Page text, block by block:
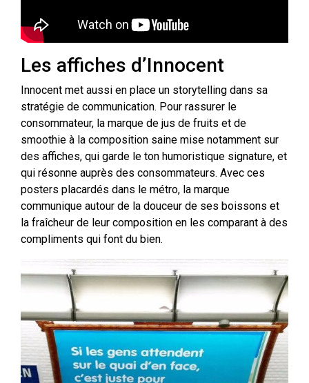
Les affiches d’Innocent
Innocent met aussi en place un storytelling dans sa
stratégie de communication. Pour rassurer le
consommateur, la marque de jus de fruits et de
smoothie à la composition saine mise notamment sur
des affiches, qui garde le ton humoristique signature, et
qui résonne auprès des consommateurs. Avec ces
posters placardés dans le métro, la marque
communique autour de la douceur de ses boissons et
la fraîcheur de leur composition en les comparant à des
compliments qui font du bien.